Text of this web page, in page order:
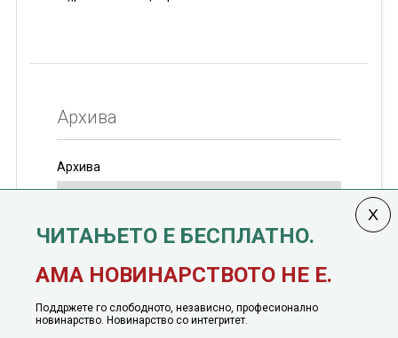
Архива
Архива
јануари, 1991 година
ЧИТАЊЕТО Е БЕСПЛАТНО.
АМА НОВИНАРСТВОТО НЕ Е.
Поддржете го слободното, независно, професионално
новинарство. Новинарство со интегритет.